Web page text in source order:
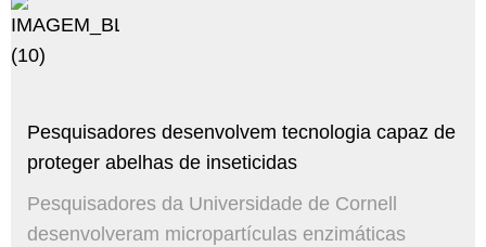
Pesquisadores desenvolvem tecnologia capaz de
proteger abelhas de inseticidas
Pesquisadores da Universidade de Cornell
desenvolveram micropartículas enzimáticas